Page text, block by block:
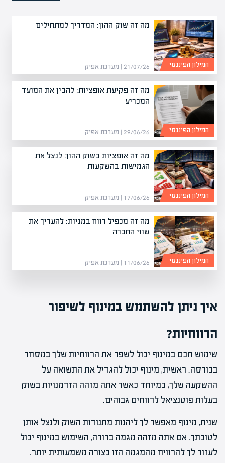
מה זה שוק ההון: המדריך למתחילים
21/07/26 | מערכת אפיק המילון הפיננסי
מה זה פקיעת אופציות: להבין את המועד
המכריע
29/06/26 | מערכת אפיק המילון הפיננסי
מה זה אופציות בשוק ההון: לנצל את
הגמישות בהשקעות
17/06/26 | מערכת אפיק המילון הפיננסי
מה זה מכפיל רווח במניות: להעריך את
שווי החברה
11/06/26 | מערכת אפיק המילון הפיננסי
איך ניתן להשתמש במינוף לשיפור
הרווחיות?
שימוש חכם במינוף יכול לשפר את הרווחיות שלך במסחר
בבורסה. ראשית, מינוף יכול להגדיל את התשואה על
ההשקעה שלך, במיוחד כאשר אתה מזהה הזדמנויות בשוק
בעלות פוטנציאל לרווחים גבוהים.
שנית, מינוף מאפשר לך ליהנות מתנודות השוק ולנצל אותן
לטובתך. אם אתה מזהה מגמה ברורה, השימוש במינוף יכול
לעזור לך להרוויח מהמגמה הזו בצורה משמעותית יותר.